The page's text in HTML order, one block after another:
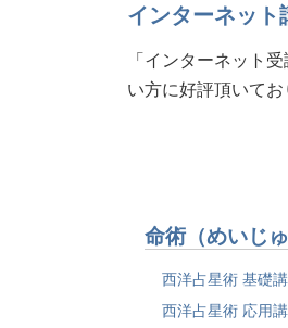
インターネッ
「インターネット
い方に好評頂いて
命術（めいじゅ
西洋占星術 基礎
西洋占星術 応用